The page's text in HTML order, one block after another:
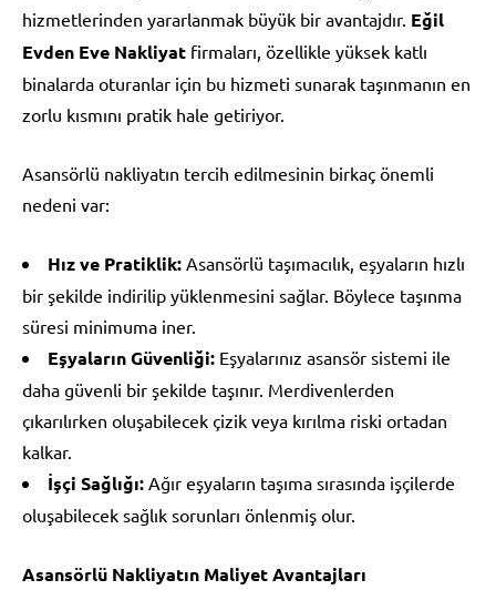
hizmetlerinden yararlanmak büyük bir avantajdır. Eğil
Evden Eve Nakliyat firmaları, özellikle yüksek katlı
binalarda oturanlar için bu hizmeti sunarak taşınmanın en
zorlu kısmını pratik hale getiriyor.
Asansörlü nakliyatın tercih edilmesinin birkaç önemli
nedeni var:
Hız ve Pratiklik: Asansörlü taşımacılık, eşyaların hızlı
bir şekilde indirilip yüklenmesini sağlar. Böylece taşınma
süresi minimuma iner.
Eşyaların Güvenliği: Eşyalarınız asansör sistemi ile
daha güvenli bir şekilde taşınır. Merdivenlerden
çıkarılırken oluşabilecek çizik veya kırılma riski ortadan
kalkar.
İşçi Sağlığı: Ağır eşyaların taşıma sırasında işçilerde
oluşabilecek sağlık sorunları önlenmiş olur.
Asansörlü Nakliyatın Maliyet Avantajları